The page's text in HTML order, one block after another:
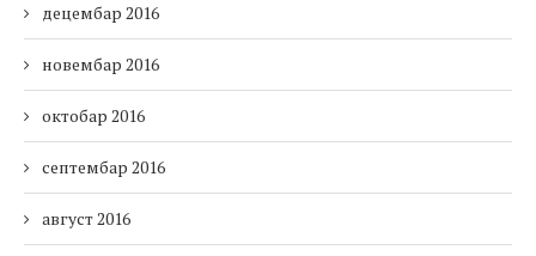
децембар 2016
новембар 2016
октобар 2016
септембар 2016
август 2016